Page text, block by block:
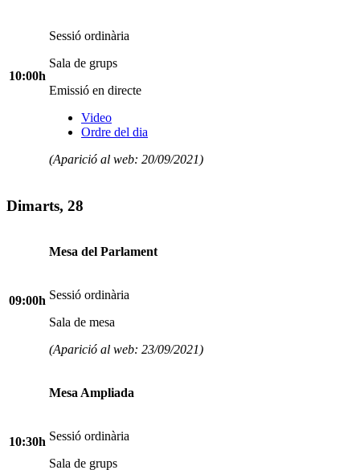
10:00h
Sessió ordinària
Sala de grups
Emissió en directe
Video
Ordre del dia
(Aparició al web: 20/09/2021)
Dimarts, 28
09:00h
Mesa del Parlament
Sessió ordinària
Sala de mesa
(Aparició al web: 23/09/2021)
10:30h
Mesa Ampliada
Sessió ordinària
Sala de grups